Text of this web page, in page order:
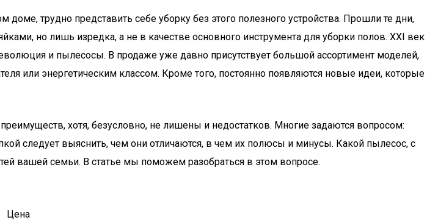
трудно представить себе уборку без этого полезного устройства. Прошли те дни,
но лишь изредка, а не в качестве основного инструмента для уборки полов. XXI век
и пылесосы. В продаже уже давно присутствует большой ассортимент моделей,
или энергетическим классом. Кроме того, постоянно появляются новые идеи, которые
хотя, безусловно, не лишены и недостатков. Многие задаются вопросом:
следует выяснить, чем они отличаются, в чем их полюсы и минусы. Какой пылесос, с
вашей семьи. В статье мы поможем разобраться в этом вопросе.
Цена